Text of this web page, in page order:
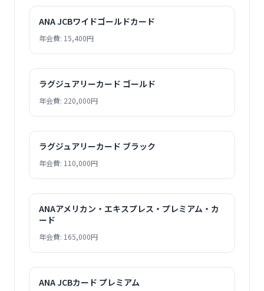
ANA JCBワイドゴールドカード
年会費: 15,400円
ラグジュアリーカード ゴールド
年会費: 220,000円
ラグジュアリーカード ブラック
年会費: 110,000円
ANAアメリカン・エキスプレス・プレミアム・カ
ード
年会費: 165,000円
ANA JCBカード プレミアム